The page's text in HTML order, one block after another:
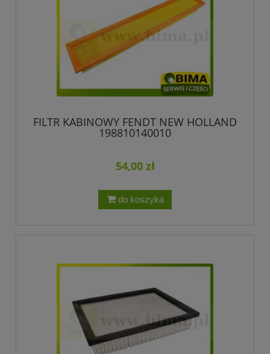
FILTR KABINOWY FENDT NEW HOLLAND
198810140010
54,00 zł
do koszyka